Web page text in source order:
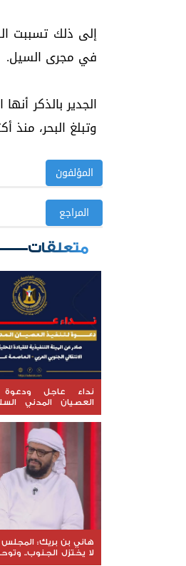
إلى ذلك تسببت
في مجرى السيل.
الجدير بالذكر
وتبلغ البحر، منذ
المؤلفون
المراجع
متعلقات
نداء عاجل ودعوة
العصيان المدني
هاني بن بريك: المجلس
لا يختزل الجنوب..
للوصول لاستعادة